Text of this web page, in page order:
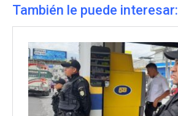
También le puede interesar: